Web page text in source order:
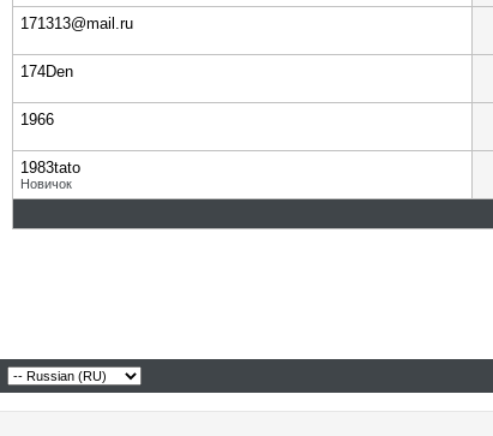
171313@mail.ru
174Den
1966
1983tato
Новичок